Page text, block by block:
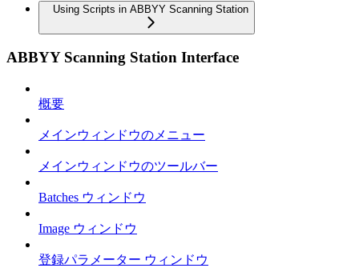
Using Scripts in ABBYY Scanning Station
ABBYY Scanning Station Interface
概要
メインウィンドウのメニュー
メインウィンドウのツールバー
Batches ウィンドウ
Image ウィンドウ
登録パラメーター ウィンドウ